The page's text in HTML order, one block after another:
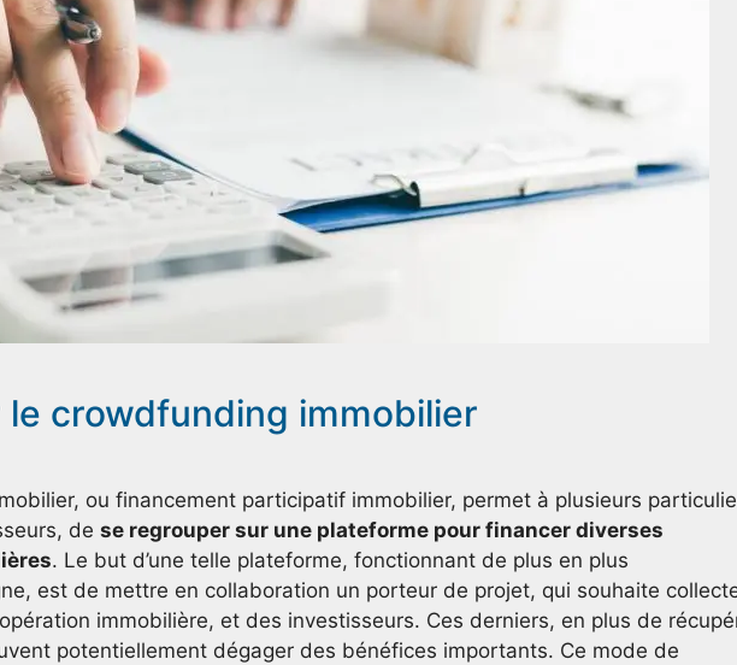
crowdfunding immobilier
ou financement participatif immobilier, permet à plusieurs
de se regrouper sur une plateforme pour financer diverses
. Le but d’une telle plateforme, fonctionnant de plus en plus
est de mettre en collaboration un porteur de projet, qui souhaite
immobilière, et des investisseurs. Ces derniers, en plus de
potentiellement dégager des bénéfices importants. Ce mode de